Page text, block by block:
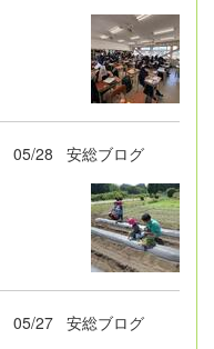
05/28 安総ブログ
05/27 安総ブログ